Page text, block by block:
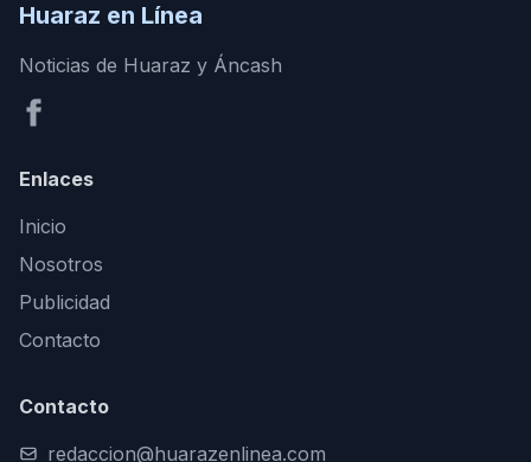
Huaraz en Línea
Noticias de Huaraz y Áncash
Enlaces
Inicio
Nosotros
Publicidad
Contacto
Contacto
redaccion@huarazenlinea.com